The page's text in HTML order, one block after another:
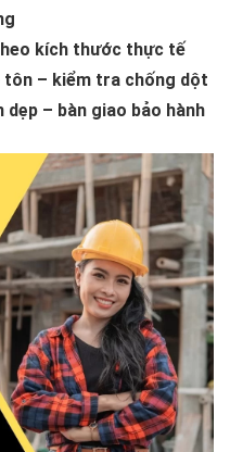
kích thước thực tế
tôn – kiểm tra chống dột
dẹp – bàn giao bảo hành